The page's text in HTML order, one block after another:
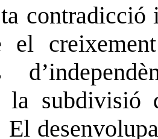
contradicció
el
la subdivisió
El